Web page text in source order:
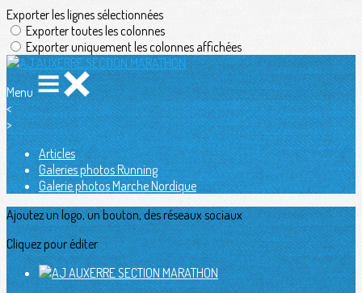
Exporter les lignes sélectionnées
Exporter toutes les colonnes
Exporter uniquement les colonnes affichées
Menu
<
>
Articles
Galeries photos Running
Galerie photos Marche Nordique
Ajoutez un logo, un bouton, des réseaux sociaux
Cliquez pour éditer